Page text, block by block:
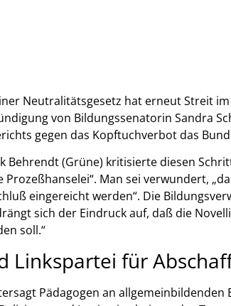
Neutralitätsgesetz hat erneut Streit
von Bildungssenatorin Sandra
gegen das Kopftuchverbot das
Behrendt (Grüne) kritisierte diesen
Prozeßhanselei“. Man sei verwundert,
eingereicht werden“. Die
sich der Eindruck auf, daß die
soll.“
Linkspartei für
Pädagogen an allgemeinbildenden